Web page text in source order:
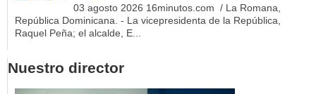
03 agosto 2026 16minutos.com / La Romana,
República Dominicana. - La vicepresidenta de la República,
Raquel Peña; el alcalde, E...
Nuestro director